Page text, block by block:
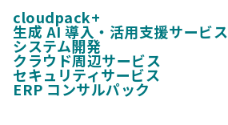
cloudpack+
生成 AI 導入・活用支援サービス
システム開発
クラウド周辺サービス
セキュリティサービス
ERP コンサルパック